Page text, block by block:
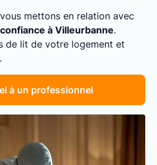
mettons en relation avec
à Villeurbanne.
de lit de votre logement et
à un professionnel